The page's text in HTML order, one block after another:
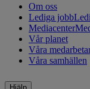
Om oss
Lediga jobb
Mediacenter
Vår planet
Våra
Våra samhällen